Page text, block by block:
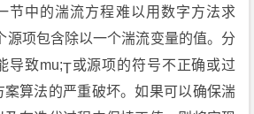
节中的湍流方程难以用数字方法求
源项包含除以一个湍流变量的值。分
导致mu;T或源项的符号不正确或过
案算法的严重破坏。如果可以确保湍